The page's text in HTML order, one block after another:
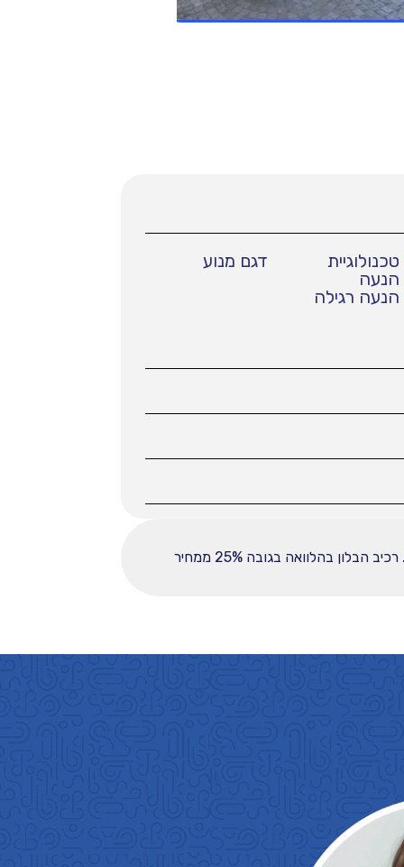
טכנולוגיית
הנעה
הנעה רגילה
דגם מנוע
ההחזר החודשי לחודש המפורט לעיל מבוסס על עסקה הכוללת מקדמה בסך 36000, ובפריסה ל-60 תשלומים. רכיב הבלון בהלוואה בגובה 25% ממחיר